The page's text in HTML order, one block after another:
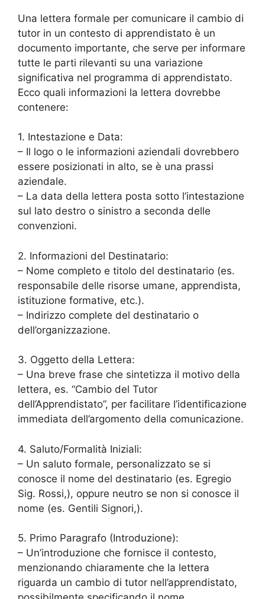
Una lettera formale per comunicare il cambio di
tutor in un contesto di apprendistato è un
documento importante, che serve per informare
tutte le parti rilevanti su una variazione
significativa nel programma di apprendistato.
Ecco quali informazioni la lettera dovrebbe
contenere:
1. Intestazione e Data:
– Il logo o le informazioni aziendali dovrebbero
essere posizionati in alto, se è una prassi
aziendale.
– La data della lettera posta sotto l’intestazione
sul lato destro o sinistro a seconda delle
convenzioni.
2. Informazioni del Destinatario:
– Nome completo e titolo del destinatario (es.
responsabile delle risorse umane, apprendista,
istituzione formative, etc.).
– Indirizzo complete del destinatario o
dell’organizzazione.
3. Oggetto della Lettera:
– Una breve frase che sintetizza il motivo della
lettera, es. “Cambio del Tutor
dell’Apprendistato”, per facilitare l’identificazione
immediata dell’argomento della comunicazione.
4. Saluto/Formalità Iniziali:
– Un saluto formale, personalizzato se si
conosce il nome del destinatario (es. Egregio
Sig. Rossi,), oppure neutro se non si conosce il
nome (es. Gentili Signori,).
5. Primo Paragrafo (Introduzione):
– Un’introduzione che fornisce il contesto,
menzionando chiaramente che la lettera
riguarda un cambio di tutor nell’apprendistato,